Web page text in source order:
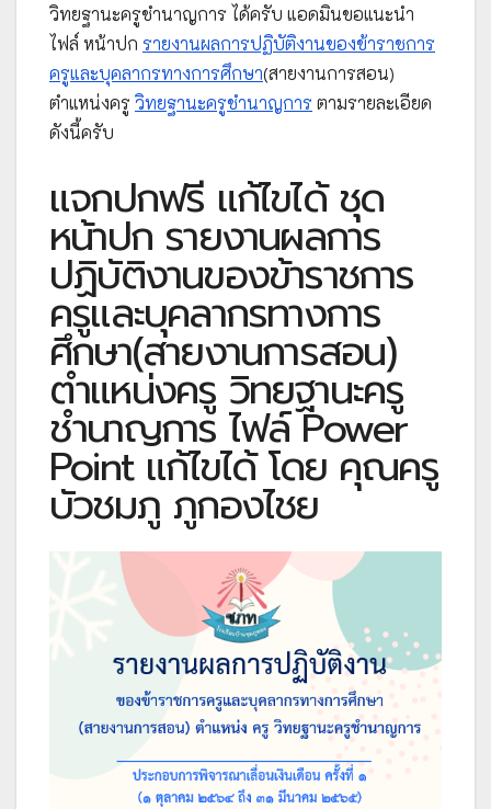
วิทยฐานะครูชำนาญการ ได้ครับ แอดมินขอแนะนำ
ไฟล์ หน้าปก รายงานผลการปฏิบัติงานของข้าราชการ
ครูและบุคลากรทางการศึกษา(สายงานการสอน)
ตำแหน่งครู วิทยฐานะครูชำนาญการ ตามรายละเอียด
ดังนี้ครับ
แจกปกฟรี แก้ไขได้ ชุด
หน้าปก รายงานผลการ
ปฏิบัติงานของข้าราชการ
ครูและบุคลากรทางการ
ศึกษา(สายงานการสอน)
ตำแหน่งครู วิทยฐานะครู
ชำนาญการ ไฟล์ Power
Point แก้ไขได้ โดย คุณครู
บัวชมภู ภูกองไชย